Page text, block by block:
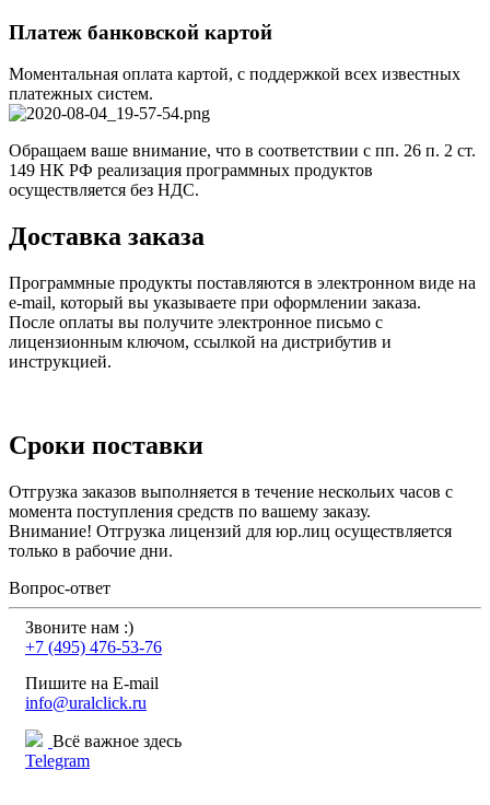
Платеж банковской картой
Моментальная оплата картой, с поддержкой всех известных
платежных систем.
Обращаем ваше внимание, что в соответствии с пп. 26 п. 2 ст.
149 НК РФ реализация программных продуктов
осуществляется без НДС.
Доставка заказа
Программные продукты поставляются в электронном виде на
e-mail, который вы указываете при оформлении заказа.
После оплаты вы получите электронное письмо с
лицензионным ключом, ссылкой на дистрибутив и
инструкцией.
Сроки поставки
Отгрузка заказов выполняется в течение нескольих часов с
момента поступления средств по вашему заказу.
Внимание! Отгрузка лицензий для юр.лиц осуществляется
только в рабочие дни.
Вопрос-ответ
Звоните нам :)
+7 (495) 476-53-76
Пишите на E-mail
info@uralclick.ru
Всё важное здесь
Telegram